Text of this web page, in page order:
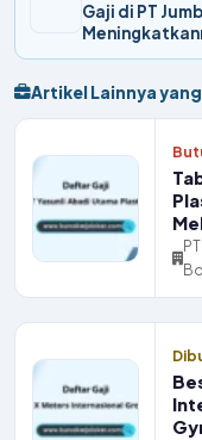
Gaji di PT
Artikel Lainnya